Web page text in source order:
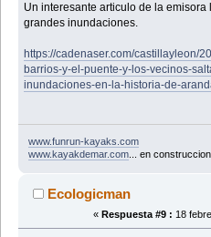
Un interesante articulo de la
grandes inundaciones.
https://cadenaser.com/castillayleon/
barrios-y-el-puente-y-los-vecinos-
inundaciones-en-la-historia-de-
www.funrun-kayaks.com
www.kayakdemar.com... en construccion
Ecologicman
« Respuesta #9 : 18